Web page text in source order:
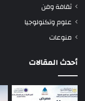
ثقافة وفن
علوم وتكنولوجيا
منوعات
أحدث المقالات